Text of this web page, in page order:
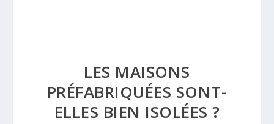
LES MAISONS
PRÉFABRIQUÉES SONT-
ELLES BIEN ISOLÉES ?